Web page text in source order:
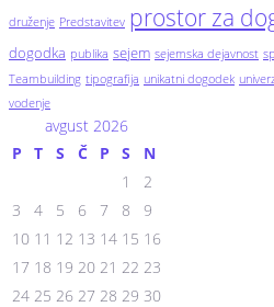
druženje Predstavitev prostor za
dogodka publika sejem sejemska dejavnost
Teambuilding tipografija unikatni dogodek
vodenje
avgust 2026
P
T S Č P S
N
1
2
3
4 5 6 7 8
9
10 11 12 13 14 15 16
17 18 19 20 21 22 23
24 25 26 27 28 29 30